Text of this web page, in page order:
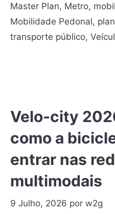
Master Plan, Metro,
Mobilidade Pedonal,
transporte público,
Velo-city
como a
entrar nas
multimodais
9 Julho, 2026 por w2g